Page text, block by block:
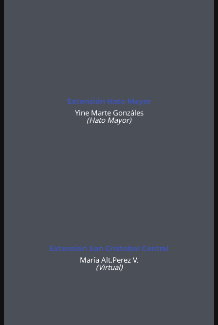
Extensión Hato Mayor
Yine Marte Gonzáles
(Hato Mayor)
Extensión San Cristobal Central
María Alt.Perez V.
(Virtual)